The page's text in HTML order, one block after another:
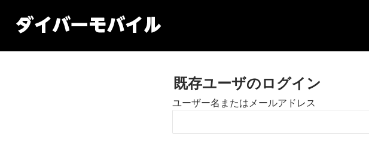
既存ユーザのログイン
ユーザー名またはメールアドレス